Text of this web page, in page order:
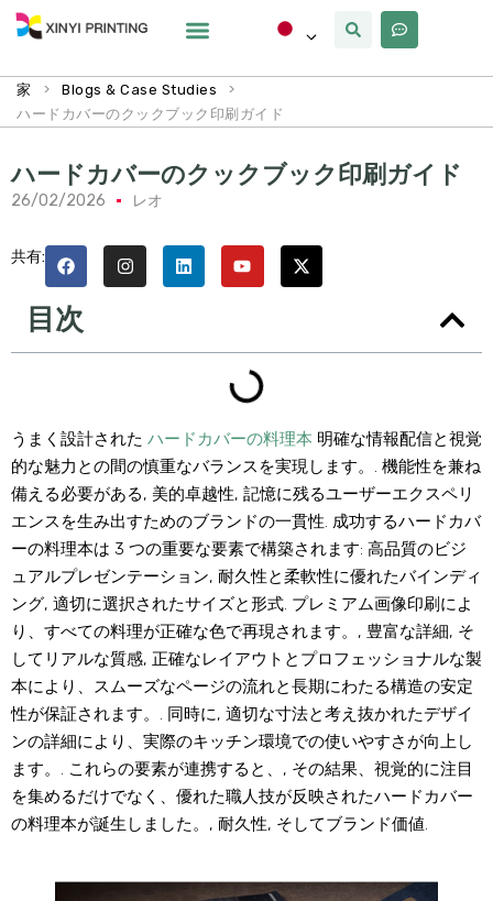
家 > Blogs & Case Studies
>
ハードカバーのクックブック印刷ガイド
ハードカバーのクックブック印刷ガイド
26/02/2026 レオ
共有:
目次
うまく設計された ハードカバーの料理本 明確な情報配信と視覚
的な魅力との間の慎重なバランスを実現します。. 機能性を兼ね
備える必要がある, 美的卓越性, 記憶に残るユーザーエクスペリ
エンスを生み出すためのブランドの一貫性. 成功するハードカバ
ーの料理本は 3 つの重要な要素で構築されます: 高品質のビジ
ュアルプレゼンテーション, 耐久性と柔軟性に優れたバインディ
ング, 適切に選択されたサイズと形式. プレミアム画像印刷によ
り、すべての料理が正確な色で再現されます。, 豊富な詳細, そ
してリアルな質感, 正確なレイアウトとプロフェッショナルな製
本により、スムーズなページの流れと長期にわたる構造の安定
性が保証されます。. 同時に, 適切な寸法と考え抜かれたデザイ
ンの詳細により、実際のキッチン環境での使いやすさが向上し
ます。. これらの要素が連携すると、, その結果、視覚的に注目
を集めるだけでなく、優れた職人技が反映されたハードカバー
の料理本が誕生しました。, 耐久性, そしてブランド価値.